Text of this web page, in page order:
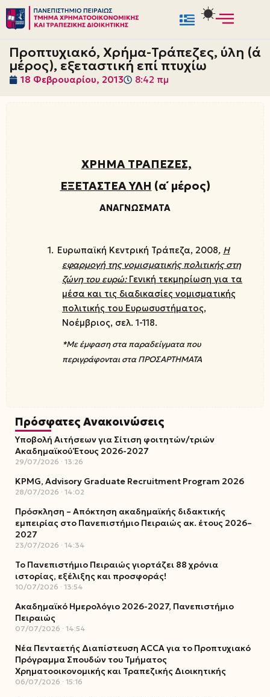
Μεταπηδήστε
στο
περιεχόμενο
Προπτυχιακό, Χρήμα-Τράπεζες, ύλη (ά
μέρος), εξεταστική επί πτυχίω
18 Φεβρουαρίου, 2013 8:42 πμ
ΧΡΗΜΑ ΤΡΑΠΕΖΕΣ,
ΕΞΕΤΑΣΤΕΑ ΥΛΗ (α΄ μέρος)
ΑΝΑΓΝΩΣΜΑΤΑ
1. Ευρωπαϊκή Κεντρική Τράπεζα, 2008, Η
εφαρμογή της νομισματικής πολιτικής στη
ζώνη του ευρώ: Γενική τεκμηρίωση για τα
μέσα και τις διαδικασίες νομισματικής
πολιτικής του Ευρωσυστήματος,
Νοέμβριος, σελ. 1-118.
*Με έμφαση στα παραδείγματα που
περιγράφονται στα ΠΡΟΣΑΡΤΗΜΑΤΑ
Πρόσφατες Ανακοινώσεις
Υποβολή Αιτήσεων για Σίτιση φοιτητών/τριών
Ακαδημαϊκού Έτους 2026-2027
29/07/2026 13:26
KPMG, Advisory Graduate Recruitment Program 2026
28/07/2026 14:02
Πρόσκληση – Απόκτηση ακαδημαϊκής διδακτικής
εμπειρίας στο Πανεπιστήμιο Πειραιώς ακ. έτους 2026–
2027
23/07/2026 14:34
Το Πανεπιστήμιο Πειραιώς γιορτάζει 88 χρόνια
ιστορίας, εξέλιξης και προσφοράς!
10/07/2026 13:54
Ακαδημαϊκό Ημερολόγιο 2026-2027, Πανεπιστήμιο
Πειραιώς
07/07/2026 14:54
Νέα Πενταετής Διαπίστευση ACCA για το Προπτυχιακό
Πρόγραμμα Σπουδών του Τμήματος
Χρηματοοικονομικής και Τραπεζικής Διοικητικής
06/07/2026 15:16